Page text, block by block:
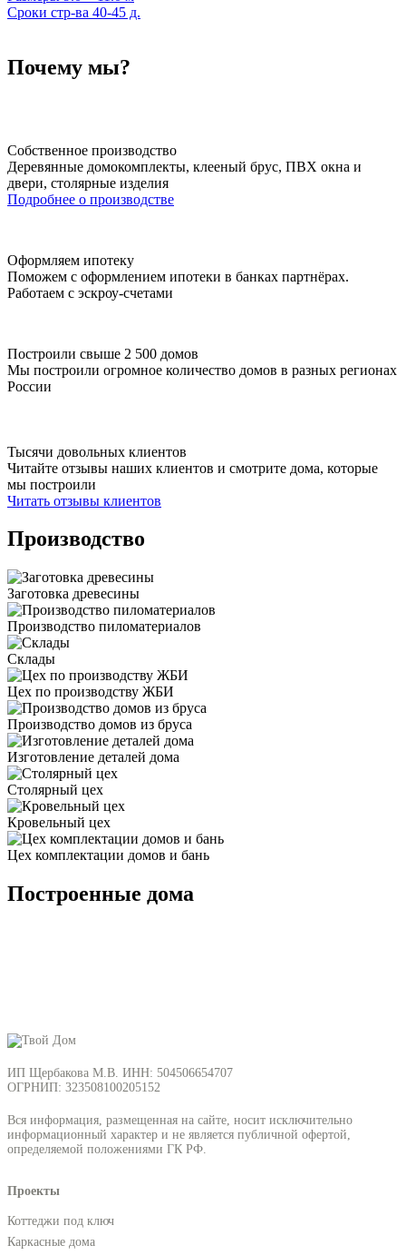
Сроки стр-ва 40-45 д.
Почему мы?
Собственное производство
Деревянные домокомплекты, клееный брус, ПВХ окна и
двери, столярные изделия
Подробнее о производстве
Оформляем ипотеку
Поможем с оформлением ипотеки в банках партнёрах.
Работаем с эскроу-счетами
Построили свыше 2 500 домов
Мы построили огромное количество домов в разных регионах
России
Тысячи довольных клиентов
Читайте отзывы наших клиентов и смотрите дома, которые
мы построили
Читать отзывы клиентов
Производство
Заготовка древесины
Производство пиломатериалов
Склады
Цех по производству ЖБИ
Производство домов из бруса
Изготовление деталей дома
Столярный цех
Кровельный цех
Цех комплектации домов и бань
Построенные дома
ИП Щербакова М.В. ИНН: 504506654707
ОГРНИП: 323508100205152
Вся информация, размещенная на сайте, носит исключительно
информационный характер и не является публичной офертой,
определяемой положениями ГК РФ.
Проекты
Коттеджи под ключ
Каркасные дома